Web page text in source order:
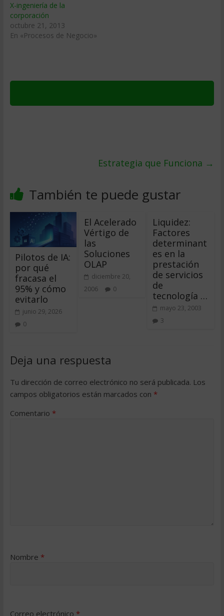
X-ingeniería de la
corporación
octubre 21, 2013
En «Procesos de Negocio»
Estrategia que Funciona →
También te puede gustar
Pilotos de IA:
por qué
fracasa el
95% y cómo
evitarlo
junio 29, 2026
0
El Acelerado
Vértigo de
las
Soluciones
OLAP
diciembre 20,
2006
0
Liquidez:
Factores
determinant
es en la
prestación
de servicios
de
tecnología …
mayo 23, 2003
3
Deja una respuesta
Tu dirección de correo electrónico no será publicada. Los
campos obligatorios están marcados con *
Comentario *
Nombre *
Correo electrónico *